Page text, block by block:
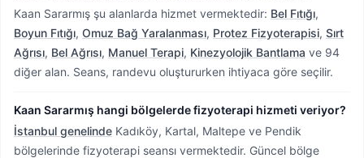
Kaan Sararmış şu alanlarda hizmet vermektedir: Bel Fıtığı,
Boyun Fıtığı, Omuz Bağ Yaralanması, Protez Fizyoterapisi, Sırt
Ağrısı, Bel Ağrısı, Manuel Terapi, Kinezyolojik Bantlama ve 94
diğer alan. Seans, randevu oluştururken ihtiyaca göre seçilir.
Kaan Sararmış hangi bölgelerde fizyoterapi hizmeti veriyor?
İstanbul genelinde Kadıköy, Kartal, Maltepe ve Pendik
bölgelerinde fizyoterapi seansı vermektedir. Güncel bölge